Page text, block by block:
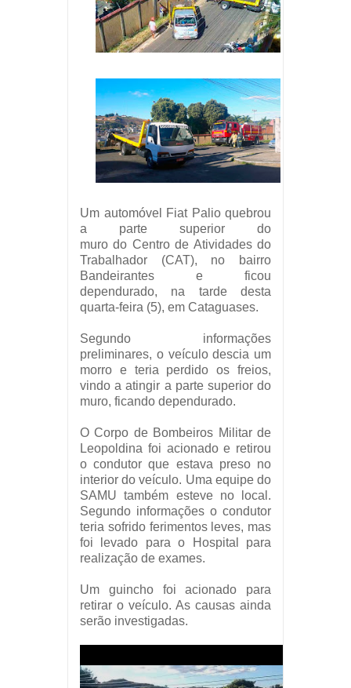
Um automóvel Fiat Palio quebrou
a parte superior do
murodo Centro de Atividades do
Trabalhador (CAT), no bairro
Bandeirantes e ficou
dependurado, na tarde desta
quarta-feira (5), em Cataguases.
Segundo informações
preliminares, o veículo descia um
morro e teria perdido os freios,
vindo a atingir a parte superior do
muro, ficando dependurado.
O Corpo de Bombeiros Militar de
Leopoldina foi acionado e retirou
o condutor que estava preso no
interior do veículo. Uma equipe do
SAMU também esteve no local.
Segundo informações o condutor
teria sofrido ferimentos leves, mas
foi levado para o Hospital para
realização de exames.
Um guincho foi acionado para
retirar o veículo. As causas ainda
serão investigadas.